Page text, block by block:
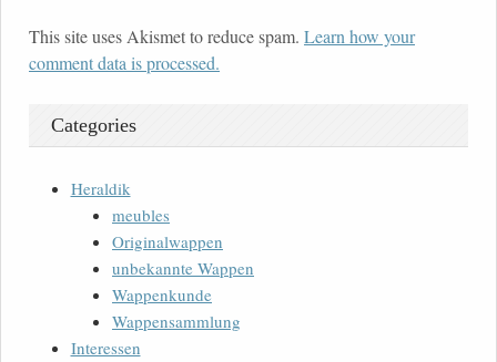
This site uses Akismet to reduce spam. Learn how your
comment data is processed.
Categories
Heraldik
meubles
Originalwappen
unbekannte Wappen
Wappenkunde
Wappensammlung
Interessen